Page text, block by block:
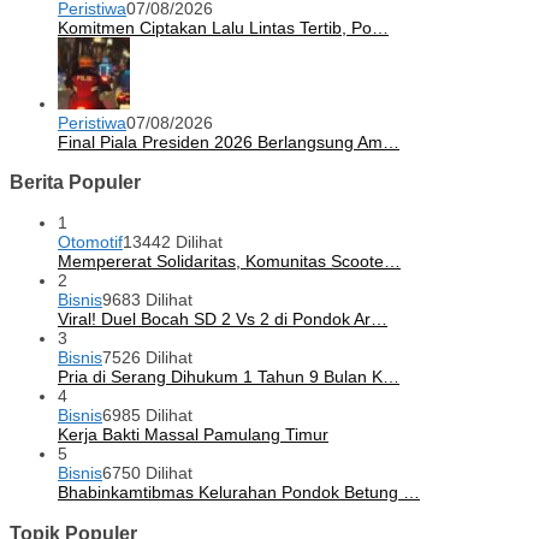
Peristiwa07/08/2026
Komitmen Ciptakan Lalu Lintas Tertib, Po…
Peristiwa07/08/2026
Final Piala Presiden 2026 Berlangsung Am…
Berita Populer
1
Otomotif13442 Dilihat
Mempererat Solidaritas, Komunitas Scoote…
2
Bisnis9683 Dilihat
Viral! Duel Bocah SD 2 Vs 2 di Pondok Ar…
3
Bisnis7526 Dilihat
Pria di Serang Dihukum 1 Tahun 9 Bulan K…
4
Bisnis6985 Dilihat
Kerja Bakti Massal Pamulang Timur
5
Bisnis6750 Dilihat
Bhabinkamtibmas Kelurahan Pondok Betung …
Topik Populer